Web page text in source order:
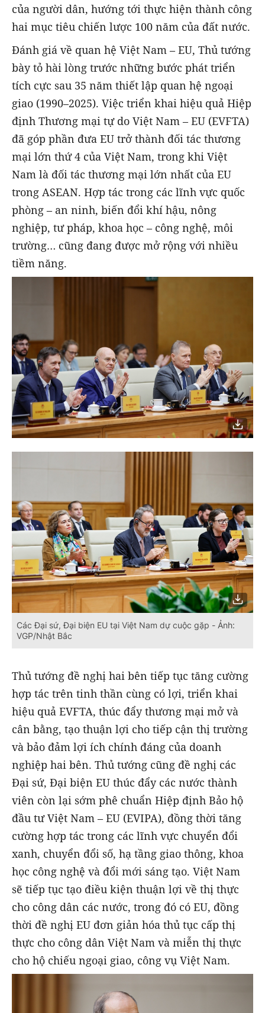
của người dân, hướng tới thực hiện thành công
hai mục tiêu chiến lược 100 năm của đất nước.
Đánh giá về quan hệ Việt Nam – EU, Thủ tướng
bày tỏ hài lòng trước những bước phát triển
tích cực sau 35 năm thiết lập quan hệ ngoại
giao (1990–2025). Việc triển khai hiệu quả Hiệp
định Thương mại tự do Việt Nam – EU (EVFTA)
đã góp phần đưa EU trở thành đối tác thương
mại lớn thứ 4 của Việt Nam, trong khi Việt
Nam là đối tác thương mại lớn nhất của EU
trong ASEAN. Hợp tác trong các lĩnh vực quốc
phòng – an ninh, biến đổi khí hậu, nông
nghiệp, tư pháp, khoa học – công nghệ, môi
trường… cũng đang được mở rộng với nhiều
tiềm năng.
Các Đại sứ, Đại biện EU tại Việt Nam dự cuộc gặp - Ảnh:
VGP/Nhật Bắc
Thủ tướng đề nghị hai bên tiếp tục tăng cường
hợp tác trên tinh thần cùng có lợi, triển khai
hiệu quả EVFTA, thúc đẩy thương mại mở và
cân bằng, tạo thuận lợi cho tiếp cận thị trường
và bảo đảm lợi ích chính đáng của doanh
nghiệp hai bên. Thủ tướng cũng đề nghị các
Đại sứ, Đại biện EU thúc đẩy các nước thành
viên còn lại sớm phê chuẩn Hiệp định Bảo hộ
đầu tư Việt Nam – EU (EVIPA), đồng thời tăng
cường hợp tác trong các lĩnh vực chuyển đổi
xanh, chuyển đổi số, hạ tầng giao thông, khoa
học công nghệ và đổi mới sáng tạo. Việt Nam
sẽ tiếp tục tạo điều kiện thuận lợi về thị thực
cho công dân các nước, trong đó có EU, đồng
thời đề nghị EU đơn giản hóa thủ tục cấp thị
thực cho công dân Việt Nam và miễn thị thực
cho hộ chiếu ngoại giao, công vụ Việt Nam.